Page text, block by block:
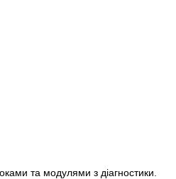
та модулями з діагностики.